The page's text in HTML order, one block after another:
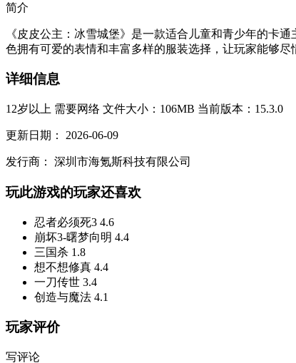
简介
《皮皮公主：冰雪城堡》是一款适合儿童和青少年的卡
色拥有可爱的表情和丰富多样的服装选择，让玩家能够
详细信息
12岁以上 需要网络 文件大小：106MB 当前版本：15.3.0
更新日期： 2026-06-09
发行商： 深圳市海氪斯科技有限公司
玩此游戏的玩家还喜欢
忍者必须死3 4.6
崩坏3-曙梦向明 4.4
三国杀 1.8
想不想修真 4.4
一刀传世 3.4
创造与魔法 4.1
玩家评价
写评论